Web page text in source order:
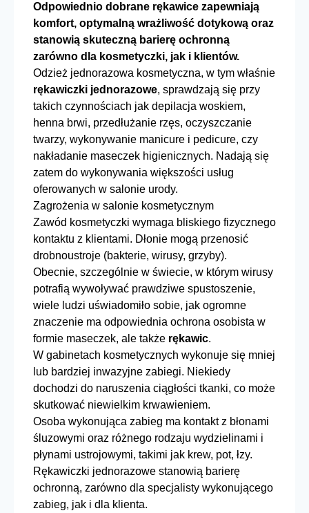
Odpowiednio dobrane rękawice zapewniają
komfort, optymalną wrażliwość dotykową oraz
stanowią skuteczną barierę ochronną
zarówno dla kosmetyczki, jak i klientów.
Odzież jednorazowa kosmetyczna, w tym właśnie
rękawiczki jednorazowe, sprawdzają się przy
takich czynnościach jak depilacja woskiem,
henna brwi, przedłużanie rzęs, oczyszczanie
twarzy, wykonywanie manicure i pedicure, czy
nakładanie maseczek higienicznych. Nadają się
zatem do wykonywania większości usług
oferowanych w salonie urody.
Zagrożenia w salonie kosmetycznym
Zawód kosmetyczki wymaga bliskiego fizycznego
kontaktu z klientami. Dłonie mogą przenosić
drobnoustroje (bakterie, wirusy, grzyby).
Obecnie, szczególnie w świecie, w którym wirusy
potrafią wywoływać prawdziwe spustoszenie,
wiele ludzi uświadomiło sobie, jak ogromne
znaczenie ma odpowiednia ochrona osobista w
formie maseczek, ale także rękawic.
W gabinetach kosmetycznych wykonuje się mniej
lub bardziej inwazyjne zabiegi. Niekiedy
dochodzi do naruszenia ciągłości tkanki, co może
skutkować niewielkim krwawieniem.
Osoba wykonująca zabieg ma kontakt z błonami
śluzowymi oraz różnego rodzaju wydzielinami i
płynami ustrojowymi, takimi jak krew, pot, łzy.
Rękawiczki jednorazowe stanowią barierę
ochronną, zarówno dla specjalisty wykonującego
zabieg, jak i dla klienta.